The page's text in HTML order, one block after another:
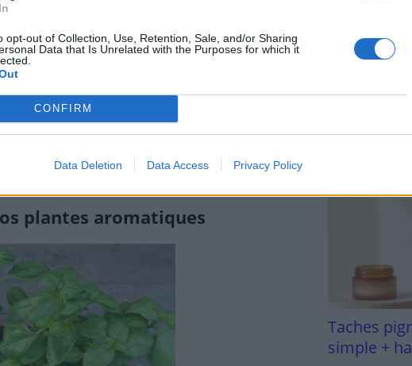
opt-out of Collection, Use, Retention, Sale, and/or Sharing
Data that Is Unrelated with the Purposes for which it
CONFIRM
Data Deletion Data Access Privacy Policy
légumes et les sauces.
plats etassaisonner vos salades.
à vos plats et salades.
légèrement piquante
, les desserts et les plats orientaux.
à cultiver, il est temps de créer l’espace
plantes aromatiques
Vinaigre
graisse ? Le
les plus
Taches
simple +